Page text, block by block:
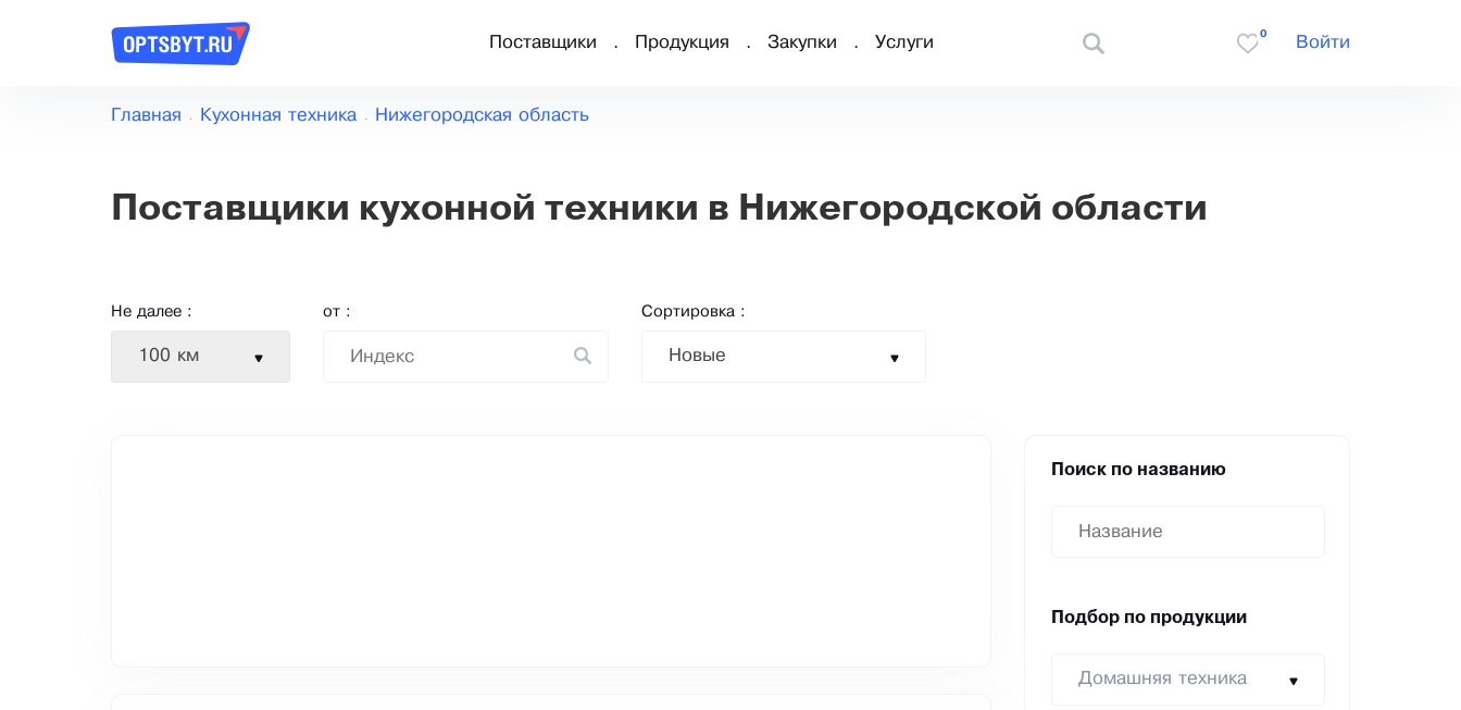
Поставщики Продукция Закупки Услуги
0
Войти
Главная Кухонная техника Нижегородская область
Поставщики кухонной техники в Нижегородской области
Не далее :
100 км
от : Сортировка :
Новые
Поиск по названию
Подбор по продукции
Домашняя техника